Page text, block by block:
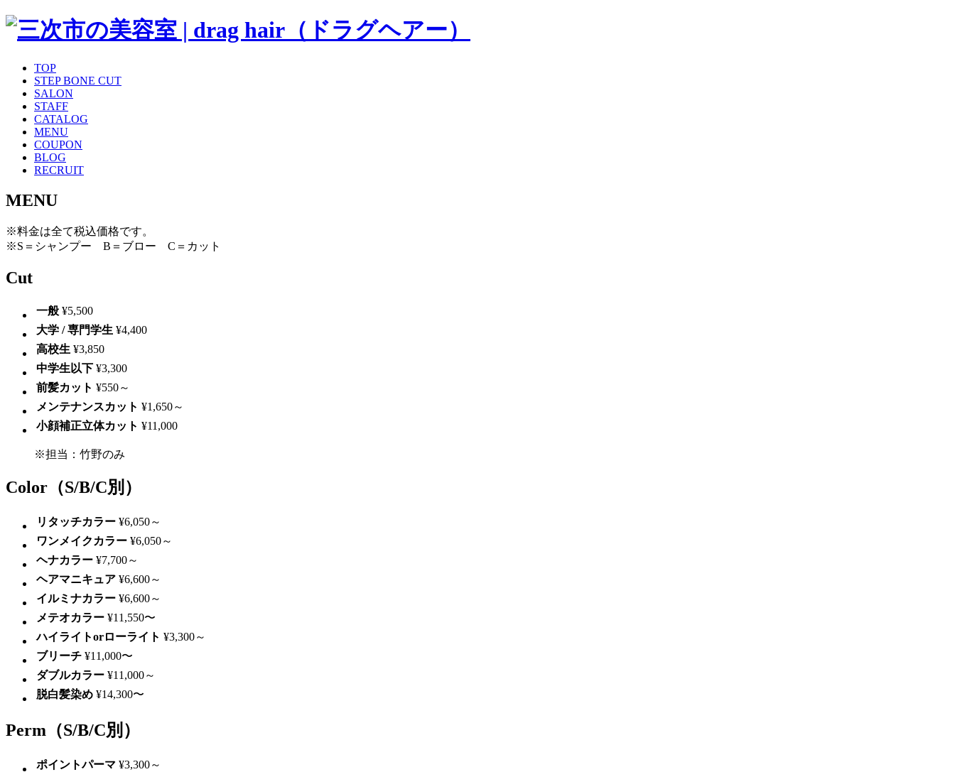
TOP
STEP BONE CUT
SALON
STAFF
CATALOG
MENU
COUPON
BLOG
RECRUIT
MENU
※料金は全て税込価格です。
※S＝シャンプー B＝ブロー C＝カット
Cut
一般 ¥5,500
大学 / 専門学生 ¥4,400
高校生 ¥3,850
中学生以下 ¥3,300
前髪カット ¥550～
メンテナンスカット ¥1,650～
小顔補正立体カット ¥11,000
※担当：竹野のみ
Color （S/B/C別）
リタッチカラー ¥6,050～
ワンメイクカラー ¥6,050～
ヘナカラー ¥7,700～
ヘアマニキュア ¥6,600～
イルミナカラー ¥6,600～
メテオカラー ¥11,550〜
ハイライトorローライト ¥3,300～
ブリーチ ¥11,000〜
ダブルカラー ¥11,000～
脱白髪染め ¥14,300〜
Perm （S/B/C別）
ポイントパーマ ¥3,300～